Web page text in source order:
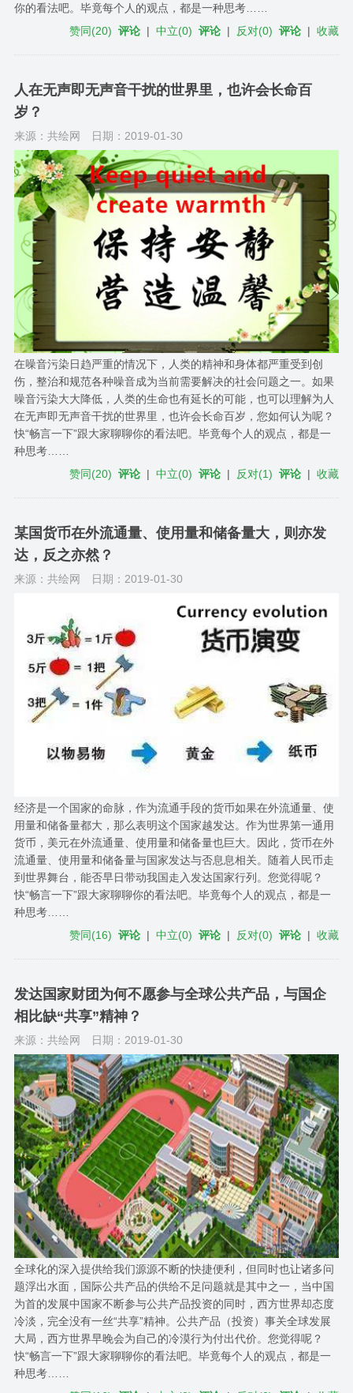
你的看法吧。毕竟每个人的观点，都是一种思考……
赞同(20) 评论 |中立(0) 评论 | 反对(0) 评论 |收藏
人在无声即无声音干扰的世界里，也许会长命百
岁？
来源：共绘网 日期：2019-01-30
在噪音污染日趋严重的情况下，人类的精神和身体都严重受到创
伤，整治和规范各种噪音成为当前需要解决的社会问题之一。如果
噪音污染大大降低，人类的生命也有延长的可能，也可以理解为人
在无声即无声音干扰的世界里，也许会长命百岁，您如何认为呢？
快“畅言一下”跟大家聊聊你的看法吧。毕竟每个人的观点，都是一
种思考……
赞同(20) 评论 |中立(0) 评论 | 反对(1) 评论 |收藏
某国货币在外流通量、使用量和储备量大，则亦发
达，反之亦然？
来源：共绘网 日期：2019-01-30
经济是一个国家的命脉，作为流通手段的货币如果在外流通量、使
用量和储备量都大，那么表明这个国家越发达。作为世界第一通用
货币，美元在外流通量、使用量和储备量也巨大。因此，货币在外
流通量、使用量和储备量与国家发达与否息息相关。随着人民币走
到世界舞台，能否早日带动我国走入发达国家行列。您觉得呢？
快“畅言一下”跟大家聊聊你的看法吧。毕竟每个人的观点，都是一
种思考……
赞同(16) 评论 |中立(0) 评论 | 反对(0) 评论 |收藏
发达国家财团为何不愿参与全球公共产品，与国企
相比缺“共享”精神？
来源：共绘网 日期：2019-01-30
全球化的深入提供给我们源源不断的快捷便利，但同时也让诸多问
题浮出水面，国际公共产品的供给不足问题就是其中之一，当中国
为首的发展中国家不断参与公共产品投资的同时，西方世界却态度
冷淡，完全没有一丝“共享”精神。公共产品（投资）事关全球发展
大局，西方世界早晚会为自己的冷漠行为付出代价。您觉得呢？
快“畅言一下”跟大家聊聊你的看法吧。毕竟每个人的观点，都是一
种思考……